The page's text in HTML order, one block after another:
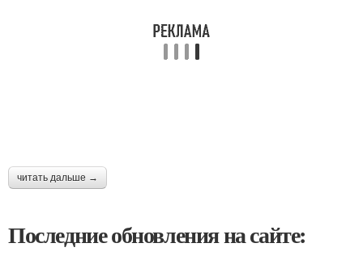
читать дальше →
Последние обновления на сайте: